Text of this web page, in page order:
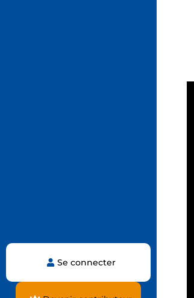
Se connecter